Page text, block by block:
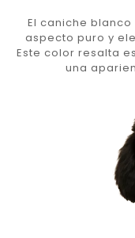
El caniche
aspecto puro y
Este color resalta
una